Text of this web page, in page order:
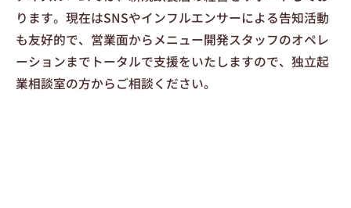
ります。現在はSNSやインフルエンサーによる告知活動
も友好的で、営業面からメニュー開発スタッフのオペレ
ーションまでトータルで支援をいたしますので、独立起
業相談室の方からご相談ください。